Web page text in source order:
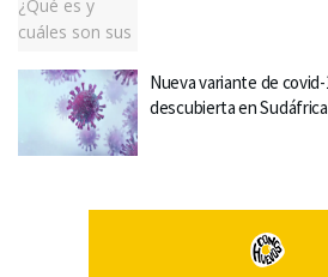
Nueva variante de
descubierta en Sudáfrica